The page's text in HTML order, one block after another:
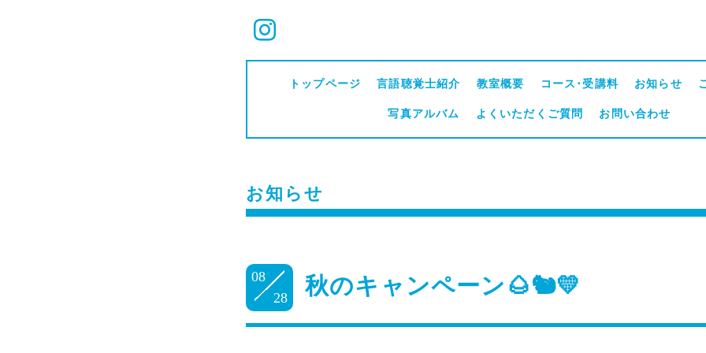
トップページ 言語聴覚士紹介 教室概要 コース･受講料 お知らせ
写真アルバム よくいただくご質問 お問い合わせ
お知らせ
08
28
秋のキャンペーン🌰🐿💛